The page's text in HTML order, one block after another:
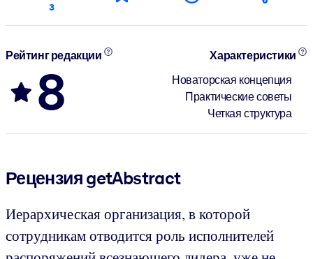
3
Рейтинг редакции
8
Характеристики
Новаторская концепция
Практические советы
Четкая структура
Рецензия getAbstract
Иерархическая организация, в которой
сотрудникам отводится роль исполнителей